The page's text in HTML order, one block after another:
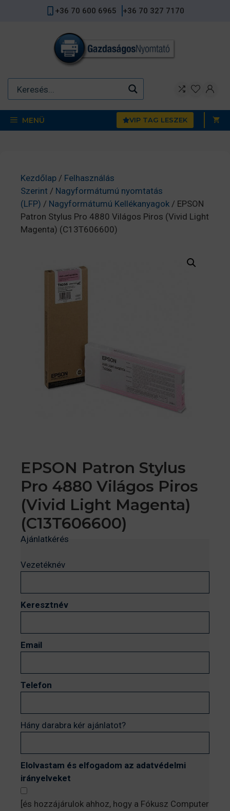
+36 70 600 6965 +36 70 327 7170
MENÜ VIP TAG LESZEK
Kezdőlap / Felhasználás
Szerint / Nagyformátumú nyomtatás
(LFP) / Nagyformátumú Kellékanyagok / EPSON
Patron Stylus Pro 4880 Világos Piros (Vivid Light
Magenta) (C13T606600)
EPSON Patron Stylus
Pro 4880 Világos Piros
(Vivid Light Magenta)
(C13T606600)
Ajánlatkérés
Vezetéknév
Keresztnév
Email
Telefon
Hány darabra kér ajánlatot?
Elolvastam és elfogadom az adatvédelmi
irányelveket
[és hozzájárulok ahhoz, hogy a Fókusz Computer